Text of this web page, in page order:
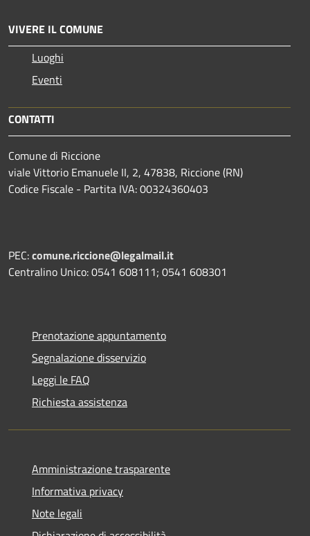
VIVERE IL COMUNE
Luoghi
Eventi
CONTATTI
Comune di Riccione
viale Vittorio Emanuele II, 2, 47838, Riccione (RN)
Codice Fiscale - Partita IVA: 00324360403
PEC:comune.riccione@legalmail.it
Centralino Unico: 0541 608111; 0541 608301
Prenotazione appuntamento
Segnalazione disservizio
Leggi le FAQ
Richiesta assistenza
Amministrazione trasparente
Informativa privacy
Note legali